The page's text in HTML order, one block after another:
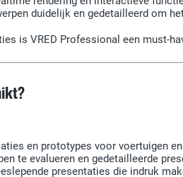
duidelijk en gedetailleerd om
is VRED Professional een must-
en prototypes voor voertuigen
te evalueren en gedetailleerde
presentaties die indruk